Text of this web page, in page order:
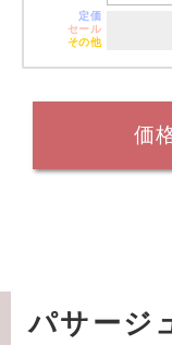
定価
セール
その他
価
パサージ